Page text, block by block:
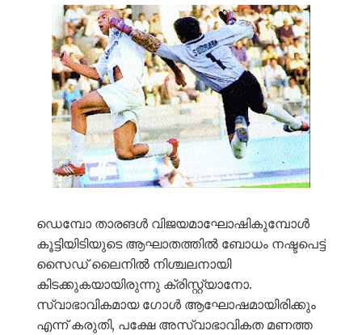
ഡെമ്പോ താരങൾ വിജയമാഘോഷികുമ്പോൾ
കൂട്ടിയിടിയുടെ ആഘാതത്തിൽ ബോധം നഷ്ടപെട്ട്
സൈഡ് ലൈനിൽ നിശ്ചലനായി
കിടക്കുകയായിരുന്നു ക്രിസ്റ്റ്യാനോ.
സ്വാഭാവികമായ ഗോൾ ആഘോഷമായിരിക്കും
എന്ന് കരുതി, പക്ഷേ അസ്വാഭാവികത മണത്ത